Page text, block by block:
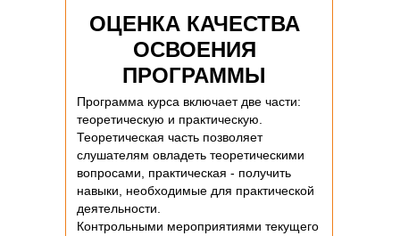
Программа курса включает две части:
теоретическую и практическую.
Теоретическая часть позволяет
слушателям овладеть теоретическими
вопросами, практическая - получить
навыки, необходимые для практической
деятельности.
Контрольными мероприятиями текущего
ОЦЕНКА КАЧЕСТВА
ОСВОЕНИЯ
ПРОГРАММЫ